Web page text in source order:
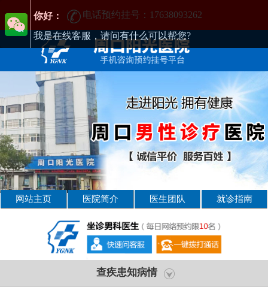
电话预约挂号：17638093262
周口男性疾病哪家医院好-周口2025年男科医院排名-周口男科医院
网站主页 医院简介 医生团队 就诊指南
查疾患知病情
你好：
我是在线客服，请问有什么可以帮您?